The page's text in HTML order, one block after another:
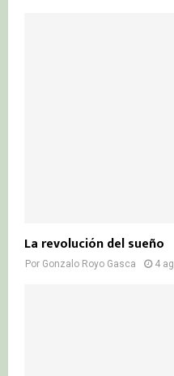
La revolución del sueño
Por Gonzalo Royo Gasca 4